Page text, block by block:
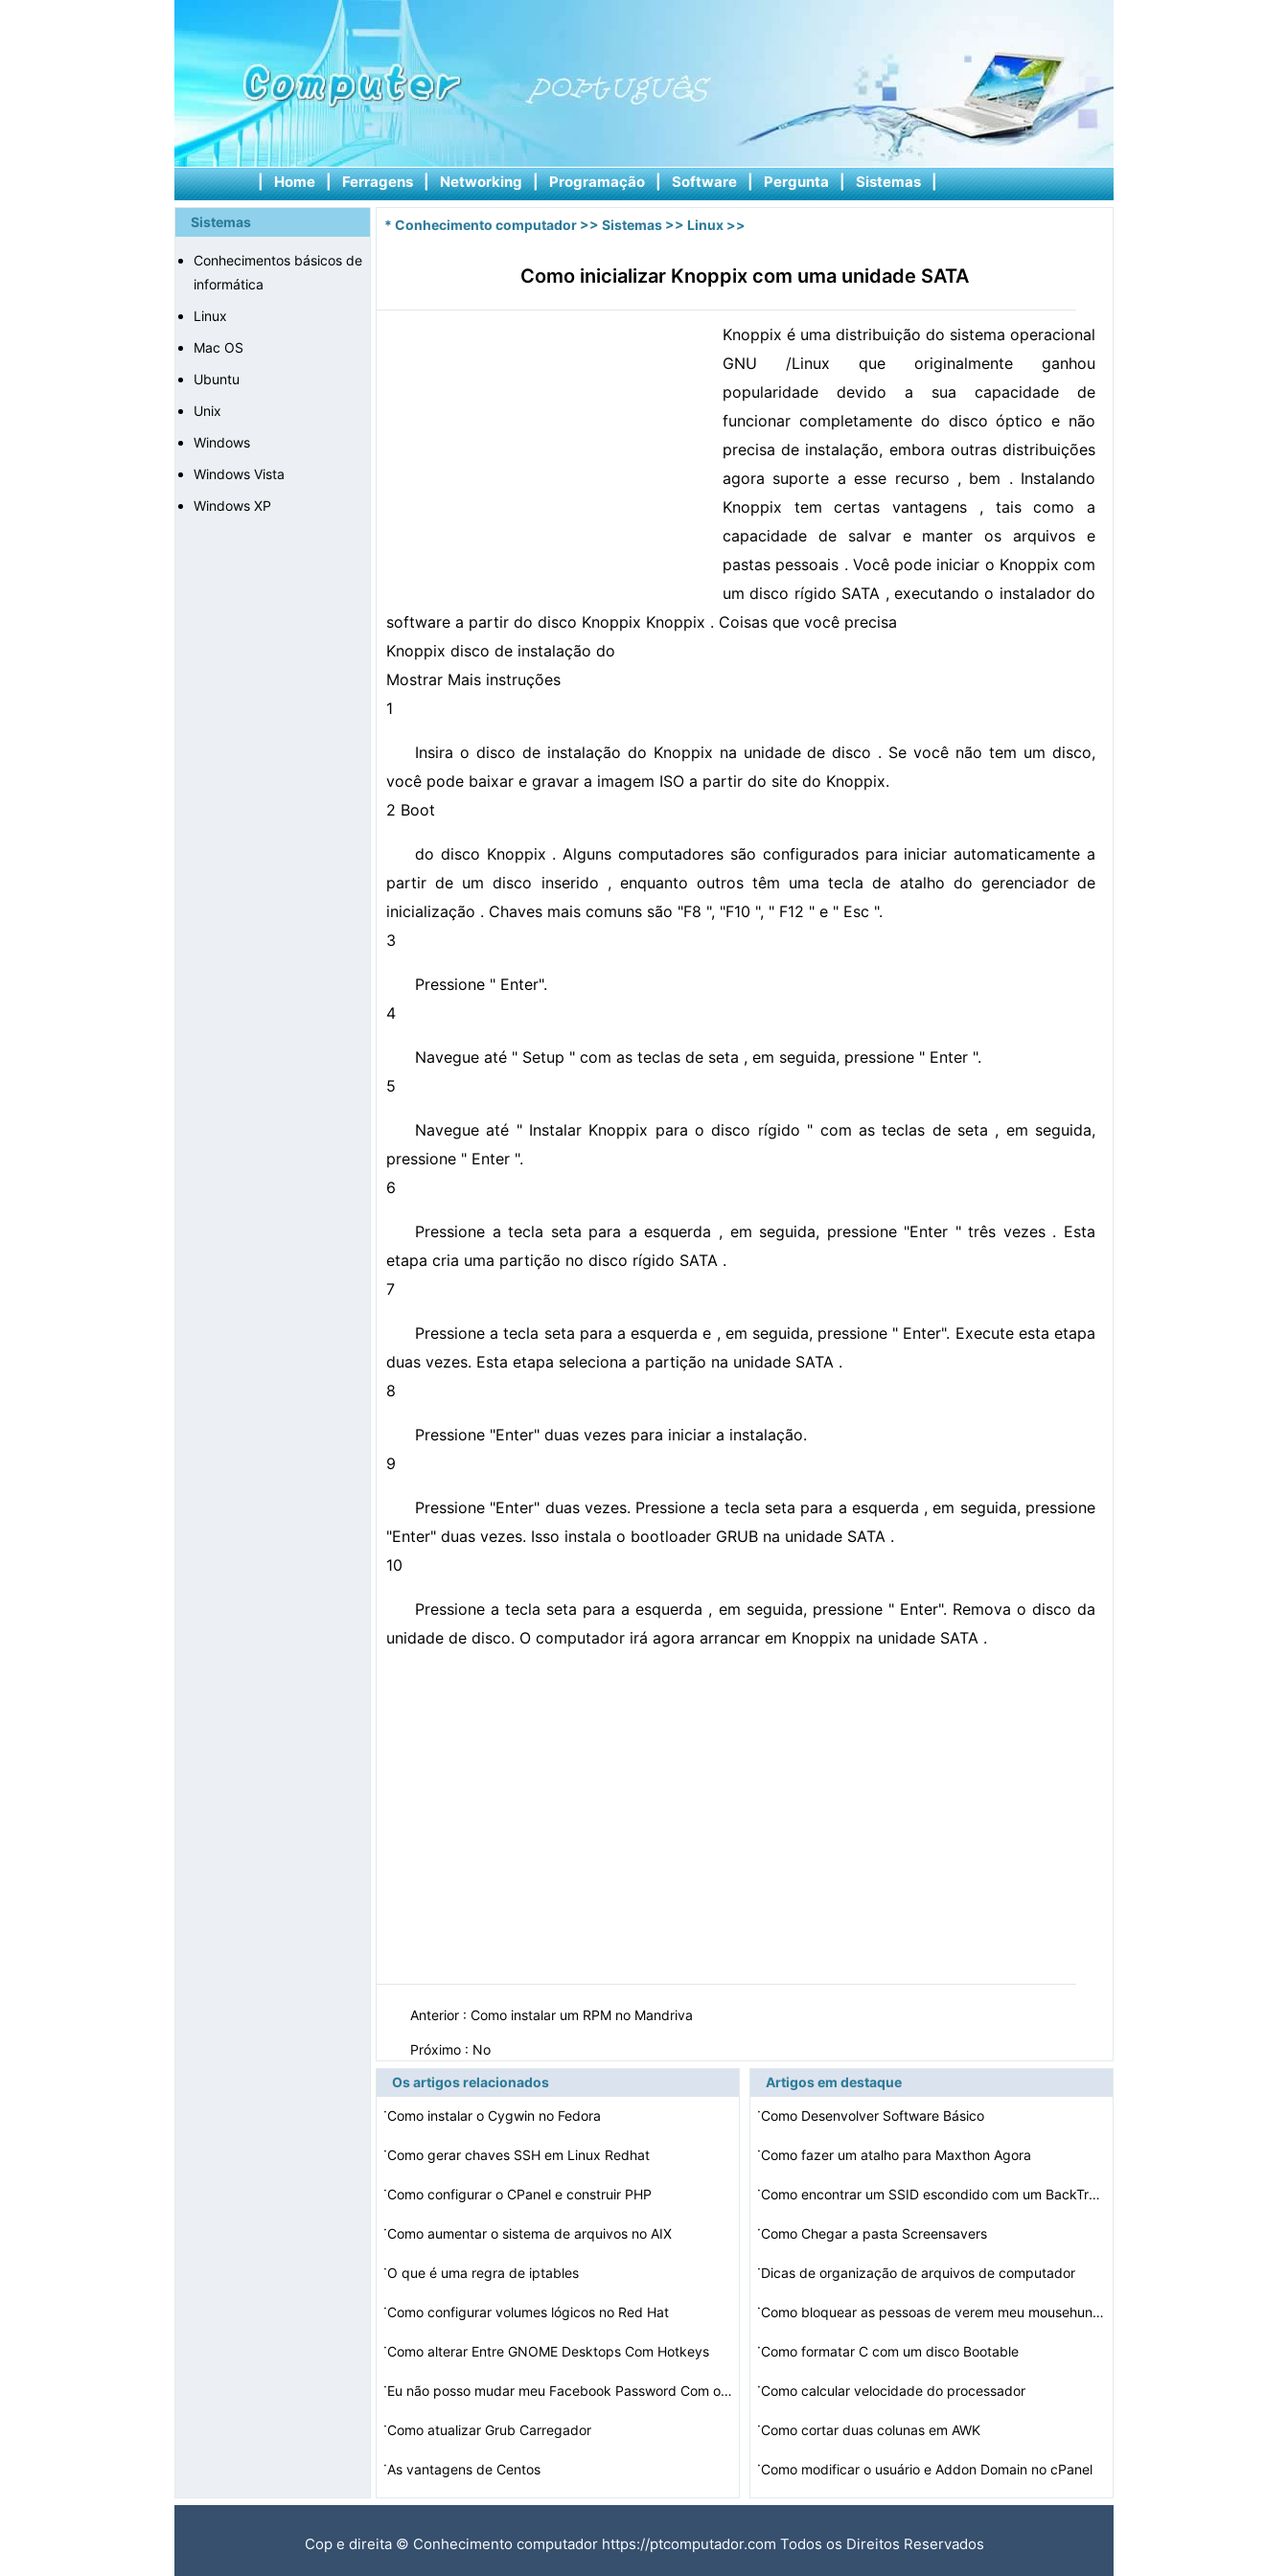
| Home | Ferragens | Networking | Programação | Software | Pergunta | Sistemas |
Sistemas
Conhecimentos básicos de
informática
Linux
Mac OS
Ubuntu
Unix
Windows
Windows Vista
Windows XP
* Conhecimento computador >> Sistemas >> Linux >>
Como inicializar Knoppix com uma unidade SATA
Knoppix é uma distribuição do sistema operacional
GNU /Linux que originalmente ganhou
popularidade devido a sua capacidade de
funcionar completamente do disco óptico e não
precisa de instalação, embora outras distribuições
agora suporte a esse recurso , bem . Instalando
Knoppix tem certas vantagens , tais como a
capacidade de salvar e manter os arquivos e
pastas pessoais . Você pode iniciar o Knoppix com
um disco rígido SATA , executando o instalador do
software a partir do disco Knoppix Knoppix . Coisas que você precisa
Knoppix disco de instalação do
Mostrar Mais instruções
1
Insira o disco de instalação do Knoppix na unidade de disco . Se você não tem um disco,
você pode baixar e gravar a imagem ISO a partir do site do Knoppix.
2 Boot
do disco Knoppix . Alguns computadores são configurados para iniciar automaticamente a
partir de um disco inserido , enquanto outros têm uma tecla de atalho do gerenciador de
inicialização . Chaves mais comuns são "F8 ", "F10 ", " F12 " e " Esc ".
3
Pressione " Enter".
4
Navegue até " Setup " com as teclas de seta , em seguida, pressione " Enter ".
5
Navegue até " Instalar Knoppix para o disco rígido " com as teclas de seta , em seguida,
pressione " Enter ".
6
Pressione a tecla seta para a esquerda , em seguida, pressione "Enter " três vezes . Esta
etapa cria uma partição no disco rígido SATA .
7
Pressione a tecla seta para a esquerda e , em seguida, pressione " Enter". Execute esta etapa
duas vezes. Esta etapa seleciona a partição na unidade SATA .
8
Pressione "Enter" duas vezes para iniciar a instalação.
9
Pressione "Enter" duas vezes. Pressione a tecla seta para a esquerda , em seguida, pressione
"Enter" duas vezes. Isso instala o bootloader GRUB na unidade SATA .
10
Pressione a tecla seta para a esquerda , em seguida, pressione " Enter". Remova o disco da
unidade de disco. O computador irá agora arrancar em Knoppix na unidade SATA .
Anterior : Como instalar um RPM no Mandriva
Próximo : No
Os artigos relacionados
·Como instalar o Cygwin no Fedora
·Como gerar chaves SSH em Linux Redhat
·Como configurar o CPanel e construir PHP
·Como aumentar o sistema de arquivos no AIX
·O que é uma regra de iptables
·Como configurar volumes lógicos no Red Hat
·Como alterar Entre GNOME Desktops Com Hotkeys
· Eu não posso mudar meu Facebook Password Com o Linux L…
·Como atualizar Grub Carregador
·As vantagens de Centos
Artigos em destaque
·Como Desenvolver Software Básico
·Como fazer um atalho para Maxthon Agora
· Como encontrar um SSID escondido com um BackTrack
·Como Chegar a pasta Screensavers
·Dicas de organização de arquivos de computador
· Como bloquear as pessoas de verem meu mousehunt Perfil
·Como formatar C com um disco Bootable
·Como calcular velocidade do processador
·Como cortar duas colunas em AWK
·Como modificar o usuário e Addon Domain no cPanel
Cop e direita © Conhecimento computador https://ptcomputador.com Todos os Direitos Reservados